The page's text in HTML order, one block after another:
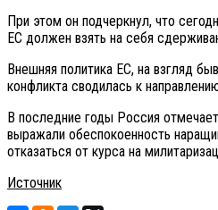
При этом он подчеркнул, что
ЕС должен взять на себя
Внешняя политика ЕС, на взгляд
конфликта сводилась к
В последние годы Россия
выражали обеспокоенность
отказаться от курса на
Источник